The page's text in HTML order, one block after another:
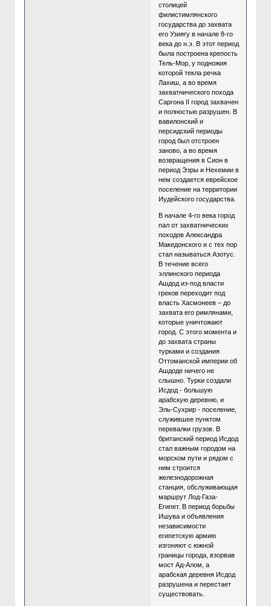
столицей
филистимлянского
государства до захвата
его Узиягу в начале 8-го
века до н.э. В этот период
была построена крепость
Тель-Мор, у подножия
которой текла речка
Лахиш, а во время
захватнического похода
Саргона II город захвачен
и полностью разрушен. В
вавилонский и
персидский периоды
город был отстроен
заново, а во время
возвращения в Сион в
период Эзры и Нехемии в
нем создается еврейское
поселение на территории
Иудейского государства.
В начале 4-го века город
пал от захватнических
походов Александра
Македонского и с тех пор
стал называться Азотус.
В течение всего
эллинского периода
Ашдод из-под власти
греков переходит под
власть Хасмонеев – до
захвата его римлянами,
которые уничтожают
город. С этого момента и
до захвата страны
турками и создания
Оттоманской империи об
Ашдоде ничего не
слышно. Турки создали
Исдод - большую
арабскую деревню, и
Эль-Сухрир - поселение,
служившее пунктом
перевалки грузов. В
британский период Исдод
стал важным городом на
морском пути и рядом с
ним строится
железнодорожная
станция, обслуживающая
маршрут Лод-Газа-
Египет. В период борьбы
Ишува и объявления
независимости
египетскую армию
изгоняют с южной
границы города, взорвав
мост Ад-Алом, а
арабская деревня Исдод
разрушена и перестает
существовать.